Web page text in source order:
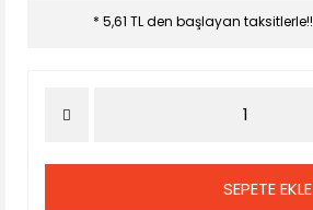
* 5,61 TL den başlayan taksitlerle!!
SEPETE EKLE